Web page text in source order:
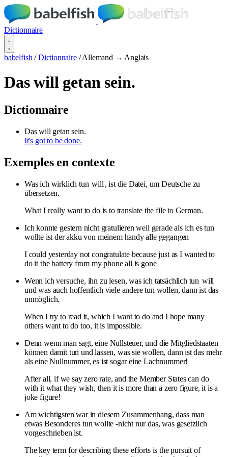
Dictionnaire
babelfish / Dictionnaire / Allemand → Anglais
Das will getan sein.
Dictionnaire
Das will getan sein.
It's got to be done.
Exemples en contexte
Was ich wirklich tun will , ist die Datei, um Deutsche zu
übersetzen.
What I really want to do is to translate the file to German.
Ich konnte gestern nicht gratulieren weil gerade als ich es tun
wollte ist der akku von meinem handy alle gegangen
I could yesterday not congratulate because just as I wanted to
do it the battery from my phone all is gone
Wenn ich versuche, ihn zu lesen, was ich tatsächlich tun will
und was auch hoffentlich viele andere tun wollen, dann ist das
unmöglich.
When I try to read it, which I want to do and I hope many
others want to do too, it is impossible.
Denn wenn man sagt, eine Nullsteuer, und die Mitgliedstaaten
können damit tun und lassen, was sie wollen, dann ist das mehr
als eine Nullnummer, es ist sogar eine Lachnummer!
After all, if we say zero rate, and the Member States can do
with it what they wish, then it is more than a zero figure, it is a
joke figure!
Am wichtigsten war in diesem Zusammenhang, dass man
etwas Besonderes tun wollte -nicht nur das, was gesetzlich
vorgeschrieben ist.
The key term for describing these efforts is the pursuit of